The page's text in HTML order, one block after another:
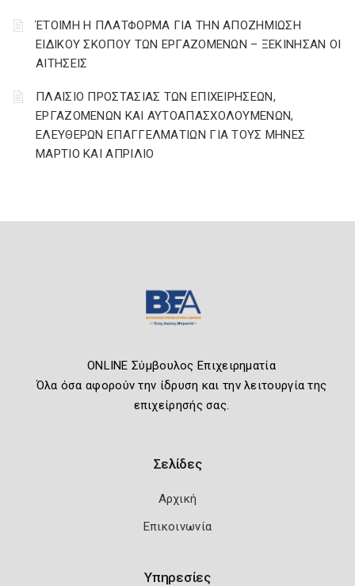
ΈΤΟΙΜΗ Η ΠΛΑΤΦΟΡΜΑ ΓΙΑ ΤΗΝ ΑΠΟΖΗΜΙΩΣΗ
ΕΙΔΙΚΟΥ ΣΚΟΠΟΥ ΤΩΝ ΕΡΓΑΖΟΜΕΝΩΝ – ΞΕΚΙΝΗΣΑΝ ΟΙ
ΑΙΤΗΣΕΙΣ
ΠΛΑΙΣΙΟ ΠΡΟΣΤΑΣΙΑΣ ΤΩΝ ΕΠΙΧΕΙΡΗΣΕΩΝ,
ΕΡΓΑΖΟΜΕΝΩΝ ΚΑΙ ΑΥΤΟΑΠΑΣΧΟΛΟΥΜΕΝΩΝ,
ΕΛΕΥΘΕΡΩΝ ΕΠΑΓΓΕΛΜΑΤΙΩΝ ΓΙΑ ΤΟΥΣ ΜΗΝΕΣ
ΜΑΡΤΙΟ ΚΑΙ ΑΠΡΙΛΙΟ
ONLINE Σύμβουλος Επιχειρηματία
Όλα όσα αφορούν την ίδρυση και την λειτουργία της
επιχείρησής σας.
Σελίδες
Αρχική
Επικοινωνία
Υπηρεσίες